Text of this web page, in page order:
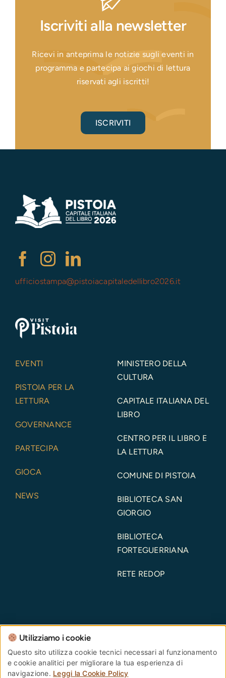
Iscriviti alla newsletter
Ricevi in anteprima le notizie sugli eventi in
programma e partecipa ai giochi di lettura
riservati agli iscritti!
ISCRIVITI
ufficiostampa@pistoiacapitaledellibro2026.it
EVENTI
PISTOIA PER LA
LETTURA
GOVERNANCE
PARTECIPA
GIOCA
NEWS
MINISTERO DELLA
CULTURA
CAPITALE ITALIANA DEL
LIBRO
CENTRO PER IL LIBRO E
LA LETTURA
COMUNE DI PISTOIA
BIBLIOTECA SAN
GIORGIO
BIBLIOTECA
FORTEGUERRIANA
RETE REDOP
Comune di Pistoia – Piazza del Duomo, 1 – 51100 –
Pistoia – Codice Fiscale: 00108690470 Partita IVA:
Utilizziamo i cookie
Questo sito utilizza cookie tecnici necessari al funzionamento
e cookie analitici per migliorare la tua esperienza di
navigazione. Leggi la Cookie Policy